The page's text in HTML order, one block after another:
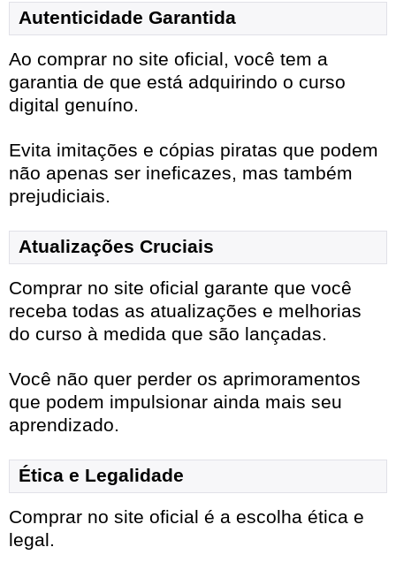
Autenticidade Garantida
Ao comprar no site oficial, você tem a
garantia de que está adquirindo o curso
digital genuíno.
Evita imitações e cópias piratas que podem
não apenas ser ineficazes, mas também
prejudiciais.
Atualizações Cruciais
Comprar no site oficial garante que você
receba todas as atualizações e melhorias
do curso à medida que são lançadas.
Você não quer perder os aprimoramentos
que podem impulsionar ainda mais seu
aprendizado.
Ética e Legalidade
Comprar no site oficial é a escolha ética e
legal.